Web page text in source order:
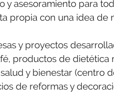
asesoramiento para
propia con una idea de
y proyectos
productos de dietética
y bienestar (centro
de reformas y